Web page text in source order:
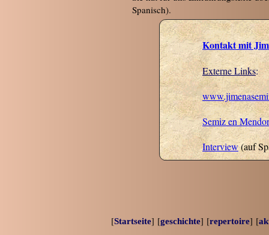
Spanisch).
[Startseite] [geschichte] [repertoire] [
Kontaktmit
Externe Links:
Semiz en
Interview(auf